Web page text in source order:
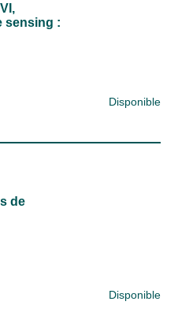
sensing :
Disponible
de
Disponible